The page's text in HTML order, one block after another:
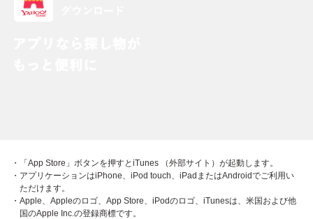
・「App Store」ボタンを押すとiTunes （外部サイト）が起動します。
・アプリケーションはiPhone、iPod touch、iPadまたはAndroidでご利用い
ただけます。
・Apple、Appleのロゴ、App Store、iPodのロゴ、iTunesは、米国および他
国のApple Inc.の登録商標です。